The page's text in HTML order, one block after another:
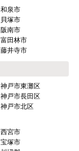
和泉市
貝塚市
阪南市
富田林市
藤井寺市
神戸市東灘区
神戸市長田区
神戸市北区
西宮市
宝塚市